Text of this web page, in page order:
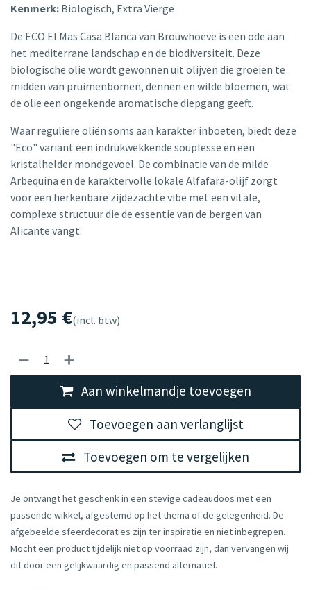
Kenmerk: Biologisch, Extra Vierge
De ECO El Mas Casa Blanca van Brouwhoeve is een ode aan
het mediterrane landschap en de biodiversiteit. Deze
biologische olie wordt gewonnen uit olijven die groeien te
midden van pruimenbomen, dennen en wilde bloemen, wat
de olie een ongekende aromatische diepgang geeft.
Waar reguliere oliën soms aan karakter inboeten, biedt deze
"Eco" variant een indrukwekkende souplesse en een
kristalhelder mondgevoel. De combinatie van de milde
Arbequina en de karaktervolle lokale Alfafara-olijf zorgt
voor een herkenbare zijdezachte vibe met een vitale,
complexe structuur die de essentie van de bergen van
Alicante vangt.
12,95 €(incl. btw)
Aan winkelmandje toevoegen
Toevoegen om te vergelijken
Toevoegen aan verlanglijst
Je ontvangt het geschenk in een stevige cadeaudoos met een
passende wikkel, afgestemd op het thema of de gelegenheid. De
afgebeelde sfeerdecoraties zijn ter inspiratie en niet inbegrepen.
Mocht een product tijdelijk niet op voorraad zijn, dan vervangen wij
dit door een gelijkwaardig en passend alternatief.